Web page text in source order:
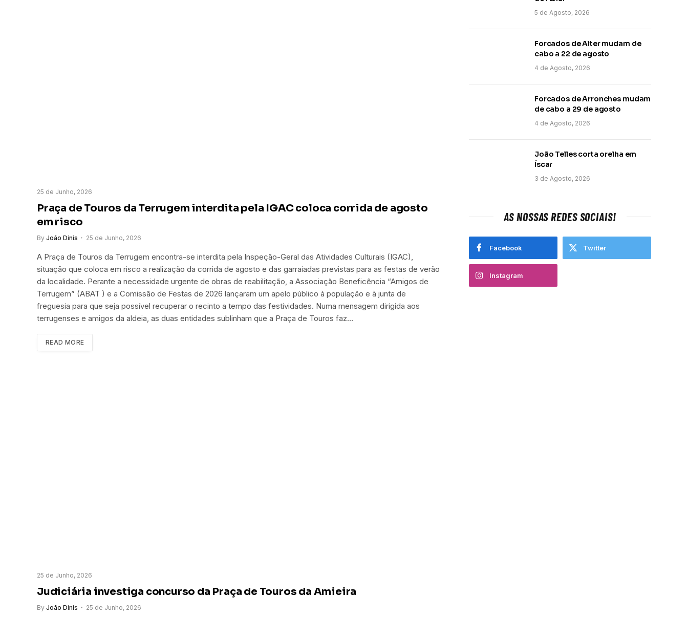
25 de Junho, 2026
Praça de Touros da Terrugem interdita pela IGAC coloca corrida de agosto
em risco
By João Dinis 25 de Junho, 2026
A Praça de Touros da Terrugem encontra-se interdita pela Inspeção-Geral das Atividades Culturais (IGAC),
situação que coloca em risco a realização da corrida de agosto e das garraiadas previstas para as festas de verão
da localidade. Perante a necessidade urgente de obras de reabilitação, a Associação Beneficência “Amigos de
Terrugem” (ABAT ) e a Comissão de Festas de 2026 lançaram um apelo público à população e à junta de
freguesia para que seja possível recuperar o recinto a tempo das festividades. Numa mensagem dirigida aos
terrugenses e amigos da aldeia, as duas entidades sublinham que a Praça de Touros faz…
READ MORE
25 de Junho, 2026
Judiciária investiga concurso da Praça de Touros da Amieira
By João Dinis 25 de Junho, 2026
5 de Agosto, 2026
Forcados de Alter mudam de
cabo a 22 de agosto
4 de Agosto, 2026
Forcados de Arronches mudam
de cabo a 29 de agosto
4 de Agosto, 2026
João Telles corta orelha em
Íscar
3 de Agosto, 2026
AS NOSSAS REDES SOCIAIS!
Facebook Twitter
Instagram